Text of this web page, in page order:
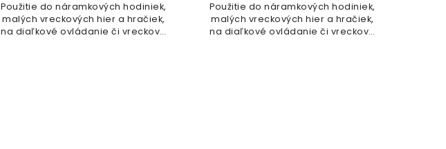
Použitie do náramkových hodiniek,
malých vreckových hier a hračiek,
na diaľkové ovládanie či vreckové
Použitie do náramkových hodiniek,
malých vreckových hier a hračiek,
na diaľkové ovládanie či vreckové